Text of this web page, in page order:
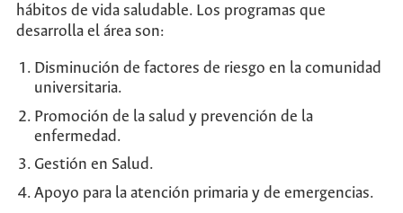
hábitos de vida saludable. Los programas que
desarrolla el área son:
Disminución de factores de riesgo en la comunidad
universitaria.
Promoción de la salud y prevención de la
enfermedad.
Gestión en Salud.
Apoyo para la atención primaria y de emergencias.